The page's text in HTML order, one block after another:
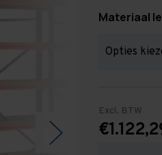
Materiaal
Excl. BTW